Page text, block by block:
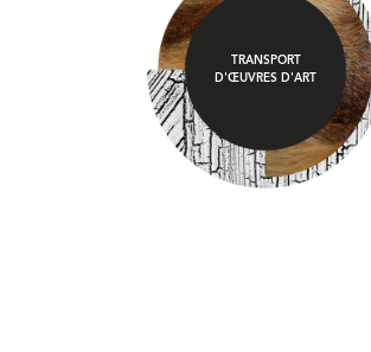
TRANSPORT
D'ŒUVRES D'ART